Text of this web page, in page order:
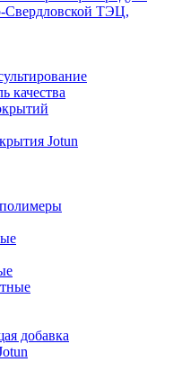
Свердловской ТЭЦ,
качества
Jotun
добавка